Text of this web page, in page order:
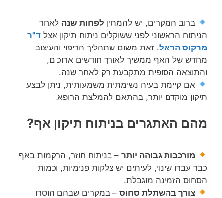
ברוב המקרים, יש להמתין לפחות שנה לאחר
הניתוח הראשוני לפני ששוקלים ניתוח תיקון אצל ד"ר
מרקוס הראל. זאת משום שתהליך הריפוי והעיצוב
מחדש של האף ממשיך לאורך חודשים ארוכים,
והתוצאה הסופית מתקבעת רק לאחר שנה.
אם קיימת בעיה נשימתית משמעותית, ניתן לבצע
תיקון מוקדם יותר, בהתאם להמלצת הרופא.
מהם האתגרים בניתוח תיקון אף?
מורכבות גבוהה יותר – בניתוח חוזר, הרקמות באף
כבר עברו שינוי, לעיתים יש צלקות פנימיות, וכמות
הסחוס הזמינה מוגבלת.
צורך בהשתלת סחוס – במקרים שבהם הוסרו